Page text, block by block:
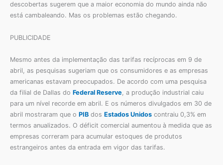
descobertas sugerem que a maior economia do mundo ainda não
está cambaleando. Mas os problemas estão chegando.
PUBLICIDADE
Mesmo antes da implementação das tarifas recíprocas em 9 de
abril, as pesquisas sugeriam que os consumidores e as empresas
americanas estavam preocupados. De acordo com uma pesquisa
da filial de Dallas do Federal Reserve , a produção industrial caiu
para um nível recorde em abril. E os números divulgados em 30 de
abril mostraram que o PIB dos Estados Unidos contraiu 0,3% em
termos anualizados. O déficit comercial aumentou à medida que as
empresas correram para acumular estoques de produtos
estrangeiros antes da entrada em vigor das tarifas.